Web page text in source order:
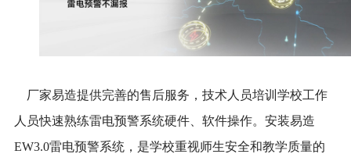
厂家易造提供完善的售后服务，技术人员培训学校工作
人员快速熟练雷电预警系统硬件、软件操作。安装易造
EW3.0雷电预警系统，是学校重视师生安全和教学质量的